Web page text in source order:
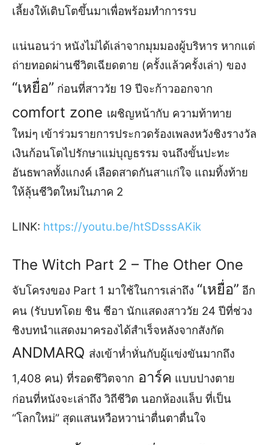
เลี้ยงให้เติบโตขึ้นมาเพื่อพร้อมทำการรบ
แน่นอนว่า หนังไม่ได้เล่าจากมุมมองผู้บริหาร หากแต่
ถ่ายทอดผ่านชีวิตเฉียดตาย (ครั้งแล้วครั้งเล่า) ของ
“เหยื่อ” ก่อนที่สาววัย 19 ปีจะก้าวออกจาก
comfort zone เผชิญหน้ากับ ความท้าทาย
ใหม่ๆ เข้าร่วมรายการประกวดร้องเพลงหวังชิงรางวัล
เงินก้อนโตไปรักษาแม่บุญธรรม จนถึงขั้นปะทะ
อันธพาลทั้งแกงค์ เลือดสาดกันสาแก่ใจ แถมทิ้งท้าย
ให้ลุ้นชีวิตใหม่ในภาค 2
LINK: https://youtu.be/htSDsssAKik
The Witch Part 2 – The Other One
จับโครงของ Part 1 มาใช้ในการเล่าถึง “เหยื่อ” อีก
คน (รับบทโดย ชิน ชีอา นักแสดงสาววัย 24 ปีที่ช่วง
ชิงบทนำแสดงมาครองได้สำเร็จหลังจากสังกัด
ANDMARQ ส่งเข้าห่ำหั่นกับผู้แข่งขันมากถึง
1,408 คน) ที่รอดชึวิตจาก อาร์ค แบบปางตาย
ก่อนที่หนังจะเล่าถึง วิถีชีวิต นอกห้องแล็บ ที่เป็น
“โลกใหม่” สุดแสนหวือหวาน่าตื่นตาตื่นใจ